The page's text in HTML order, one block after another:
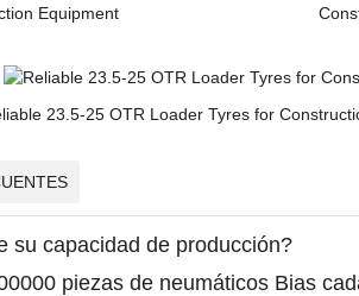
su capacidad de producción?
piezas de neumáticos Bias